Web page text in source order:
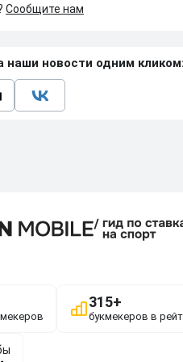
Сообщите нам
наши новости одним